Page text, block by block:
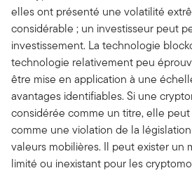
elles ont présenté une volatilité
considérable ; un investisseur peut
investissement. La technologie
technologie relativement peu
être mise en application à une
avantages identifiables. Si une
considérée comme un titre, elle
comme une violation de la
valeurs mobilières. Il peut exister un
limité ou inexistant pour les